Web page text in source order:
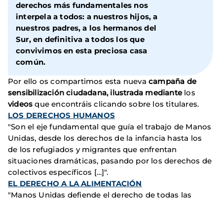
derechos más fundamentales nos
interpela a todos: a nuestros hijos, a
nuestros padres, a los hermanos del
Sur, en definitiva a todos los que
convivimos en esta preciosa casa
común.
Por ello os compartimos esta nueva campaña de
sensibilización ciudadana, ilustrada mediante los
videos que encontráis clicando sobre los titulares.
LOS DERECHOS HUMANOS
"Son el eje fundamental que guía el trabajo de Manos
Unidas, desde los derechos de la infancia hasta los
de los refugiados y migrantes que enfrentan
situaciones dramáticas, pasando por los derechos de
colectivos específicos […]".
EL DERECHO A LA ALIMENTACIÓN
"Manos Unidas defiende el derecho de todas las